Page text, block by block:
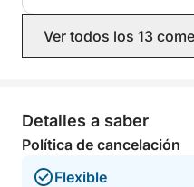
Ver todos los 13
Detalles a saber
Política de cancelación
Flexible